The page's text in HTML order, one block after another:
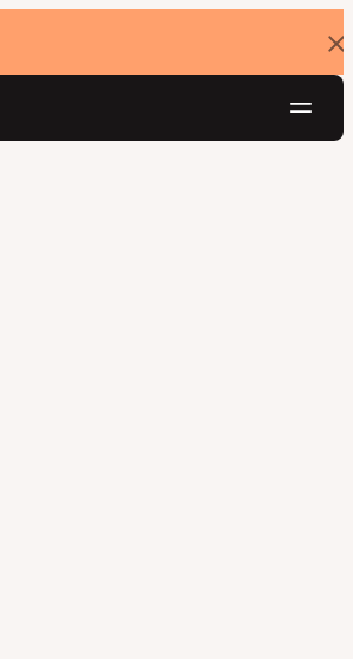
バ
ナ